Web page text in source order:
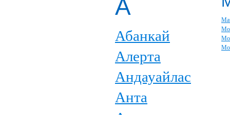
А
Абанкай
Алерта
Андауайлас
Анта